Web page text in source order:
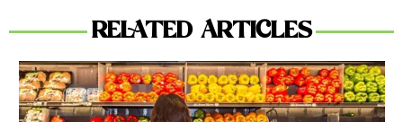
RELATED ARTICLES